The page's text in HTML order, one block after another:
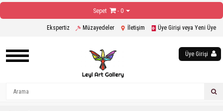
Sepet - 0
Ekspertiz Müzayedeler İletişim Üye Girişi veya Yeni Üye
Üye Girişi